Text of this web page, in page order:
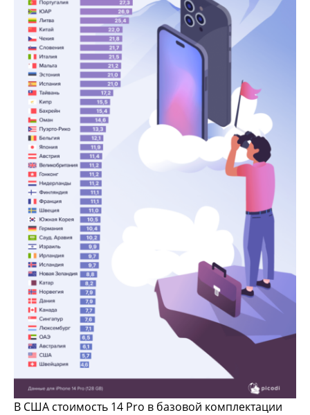
В США стоимость 14 Pro в базовой комплектации